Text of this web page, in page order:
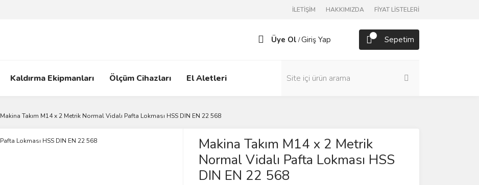
İLETİŞİM HAKKIMIZDA FİYAT LİSTELERİ
Üye Ol /Giriş Yap Sepetim
Kaldırma Ekipmanları Ölçüm Cihazları El Aletleri
Makina Takım M14 x 2 Metrik Normal Vidalı Pafta Lokması HSS DIN EN 22 568
Makina Takım M14 x 2 Metrik
Normal Vidalı Pafta Lokması HSS
DIN EN 22 568